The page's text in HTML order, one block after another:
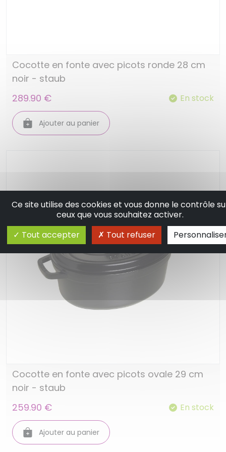
Cocotte en fonte avec picots ronde 28 cm
noir - staub
289.90 €
En stock
Ajouter au panier
Cocotte en fonte avec picots ovale 29 cm
noir - staub
259.90 €
En stock
Ajouter au panier
Ce site utilise des cookies et vous donne le contrôle
ceux que vous souhaitez activer.
Tout accepter
Tout refuser